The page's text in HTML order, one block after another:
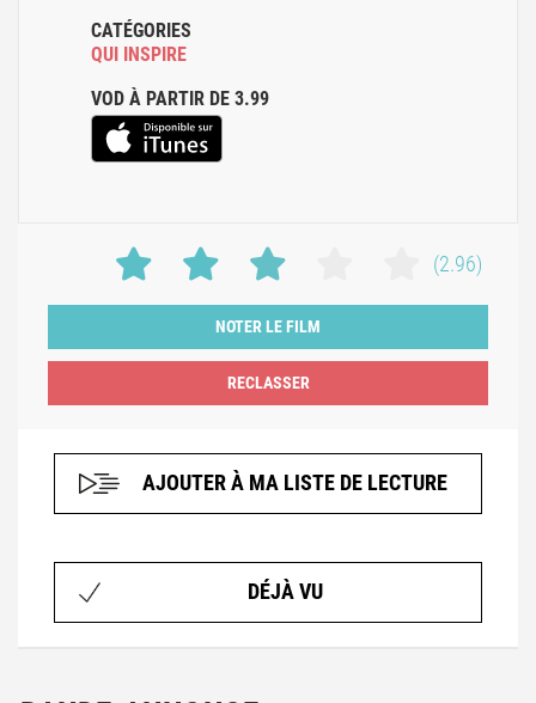
CATÉGORIES
QUI INSPIRE
VOD À PARTIR DE 3.99
(2.96)
NOTER LE FILM
AJOUTER À MA LISTE DE LECTURE
DÉJÀ VU